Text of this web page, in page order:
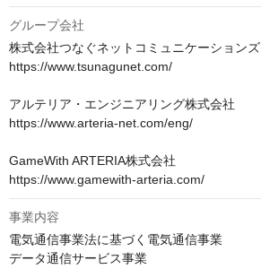
グループ会社
株式会社つなぐネットコミュニケーションズ
https://www.tsunagunet.com/
アルテリア・エンジニアリング株式会社
https://www.arteria-net.com/eng/
GameWith ARTERIA株式会社
https://www.gamewith-arteria.com/
事業内容
電気通信事業法に基づく電気通信事業
データ通信サービス事業